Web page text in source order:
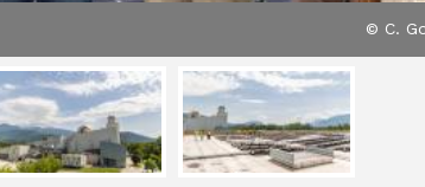
© C.